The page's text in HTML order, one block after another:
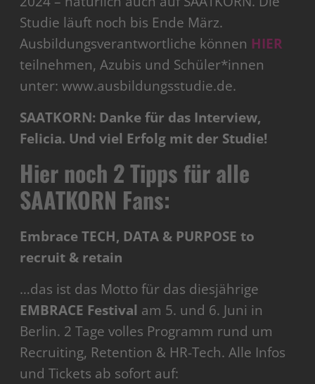
Studie läuft noch bis Ende März.
Ausbildungsverantwortliche können HIER
teilnehmen, Azubis und Schüler*innen
unter: www.ausbildungsstudie.de.
SAATKORN: Danke für das Interview,
Felicia. Und viel Erfolg mit der Studie!
Hier noch 2 Tipps für alle
SAATKORN Fans:
Embrace TECH, DATA & PURPOSE to
recruit & retain
…das ist das Motto für das diesjährige
EMBRACE Festival am 5. und 6. Juni in
Berlin. 2 Tage volles Programm rund um
Recruiting, Retention & HR-Tech. Alle Infos
und Tickets ab sofort auf: